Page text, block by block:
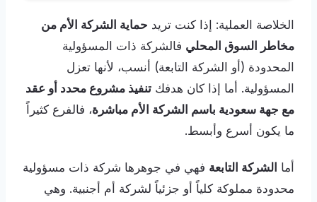
الخلاصة العملية: إذا كنت تريد حماية الشركة الأم من
مخاطر السوق المحلي فالشركة ذات المسؤولية
المحدودة (أو الشركة التابعة) أنسب، لأنها تعزل
المسؤولية. أما إذا كان هدفك تنفيذ مشروع محدد أو عقد
مع جهة سعودية باسم الشركة الأم مباشرة، فالفرع كثيراً
ما يكون أسرع وأبسط.
أما الشركة التابعة فهي في جوهرها شركة ذات مسؤولية
محدودة مملوكة كلياً أو جزئياً لشركة أم أجنبية. وهي